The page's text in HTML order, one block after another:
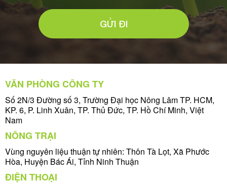
GỬI ĐI
VĂN PHÒNG CÔNG TY
Số 2N/3 Đường số 3, Trường Đại học Nông Lâm TP. HCM,
KP. 6, P. Linh Xuân, TP. Thủ Đức, TP. Hồ Chí Minh, Việt
Nam
NÔNG TRẠI
Vùng nguyên liệu thuận tự nhiên: Thôn Tà Lọt, Xã Phước
Hòa, Huyện Bác Ái, Tỉnh Ninh Thuận
ĐIỆN THOẠI